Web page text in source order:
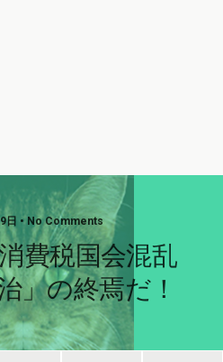
日 • No Comments
消費税国会混乱
」の終焉だ！